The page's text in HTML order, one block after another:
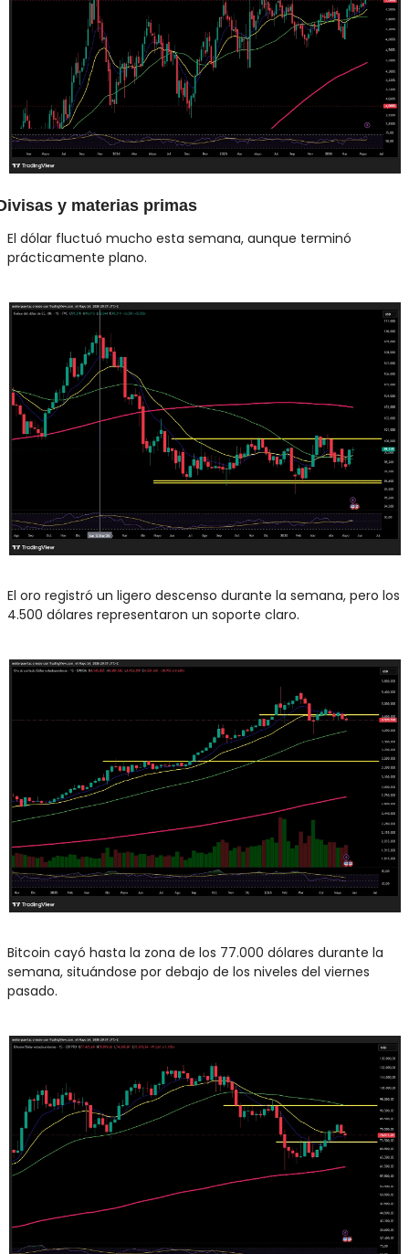
y materias primas
El dólar fluctuó mucho esta semana, aunque terminó
prácticamente plano.
El oro registró un ligero descenso durante la semana, pero los
4.500 dólares representaron un soporte claro.
Bitcoin cayó hasta la zona de los 77.000 dólares durante la
semana, situándose por debajo de los niveles del viernes
pasado.